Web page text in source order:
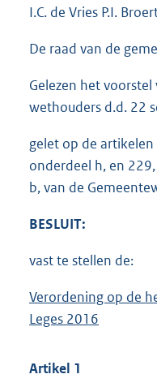
I.C. de Vries P.I.
De raad van de
Gelezen het
wethouders d.d. 22
gelet op de
onderdeel h, en
b, van de
BESLUIT:
vast te stellen de:
Verordening op de
Leges 201 6
Artikel 1